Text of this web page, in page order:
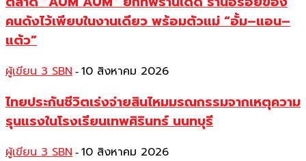
คนดังไว้เพียบในงานเดียว พร้อมตัวแม่ “อั้ม–แอน–
แต้ว”
ผู้เขียน 3 SBN - 10 สิงหาคม 2026
ไทยประกันชีวิตเร่งจ่ายสินไหมมรณกรรมจากเหตุความ
รุนแรงในโรงเรียนเทพศิรินทร์ นนทบุรี
ผู้เขียน 3 SBN - 10 สิงหาคม 2026